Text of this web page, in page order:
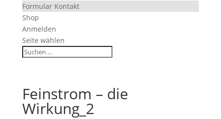
Formular Kontakt
Shop
Anmelden
Seite wählen
Feinstrom – die
Wirkung_2